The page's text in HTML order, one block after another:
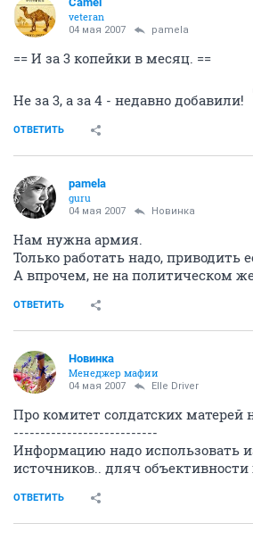
veteran
04 мая 2007 pamela
== И за 3 копейки в месяц. ==
Не за 3, а за 4 - недавно добавили!
ОТВЕТИТЬ
pamela
guru
04 мая 2007 Новинка
Нам нужна армия.
Только работать надо, приводить
А впрочем, не на политическом
ОТВЕТИТЬ
Новинка
Менеджер мафии
04 мая 2007 Elle Driver
Про комитет солдатских матерей
---------------------------
Информацию надо использовать
источников.. дляч
ОТВЕТИТЬ